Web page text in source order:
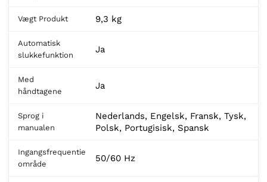
Vægt Produkt 9,3 kg
Automatisk
slukkefunktion
Ja
Med
håndtagene
Ja
Sprog i
manualen
Nederlands, Engelsk, Fransk, Tysk,
Polsk, Portugisisk, Spansk
Ingangsfrequentie
område
50/60 Hz